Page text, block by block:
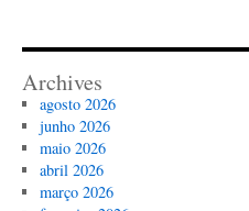
Archives
agosto 2026
junho 2026
maio 2026
abril 2026
março 2026